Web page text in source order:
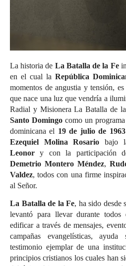
La historia de La Batalla de la Fe
en el cual la República
momentos de angustia y tensión,
que nace una luz que vendría a
Radial y Misionera La Batalla de
Santo Domingocomo un
dominicana el 19 de julio de 1963
Ezequiel Molina Rosario bajo
Leonory con la participación
Demetrio Montero Méndez,
Valdez, todos con una firme
al Señor.
La Batalla de la Fe, ha sido desde
levantó para llevar durante todos
edificar a través de mensajes,
campañas evangelísticas,
testimonio ejemplar de una
principios cristianos los cuales han